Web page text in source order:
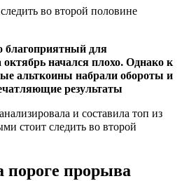
благоприятный для
начался плохо. Однако к
альткоины набрали обороты и
результаты
и составила топ из
стоит следить во второй
прорыва